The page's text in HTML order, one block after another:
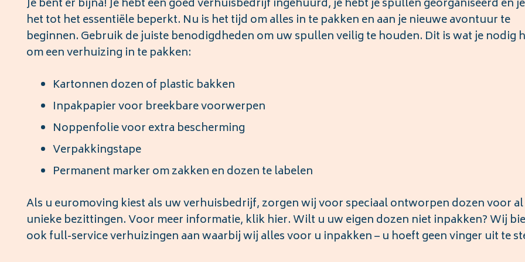
Je bent er bijna! Je hebt een goed verhuisbedrijf ingehuurd, je hebt je spullen georganiseerd en
het tot het essentiële beperkt. Nu is het tijd om alles in te pakken en aan je nieuwe avontuur te
beginnen. Gebruik de juiste benodigdheden om uw spullen veilig te houden. Dit is wat je nodig
om een verhuizing in te pakken:
Kartonnen dozen of plastic bakken
Inpakpapier voor breekbare voorwerpen
Noppenfolie voor extra bescherming
Verpakkingstape
Permanent marker om zakken en dozen te labelen
Als u euromoving kiest als uw verhuisbedrijf, zorgen wij voor speciaal ontworpen dozen voor
unieke bezittingen. Voor meer informatie, klik hier. Wilt u uw eigen dozen niet inpakken? Wij
ook full-service verhuizingen aan waarbij wij alles voor u inpakken – u hoeft geen vinger uit te